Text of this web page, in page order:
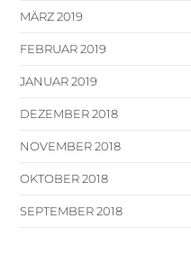
MÄRZ 2019
FEBRUAR 2019
JANUAR 2019
DEZEMBER 2018
NOVEMBER 2018
OKTOBER 2018
SEPTEMBER 2018